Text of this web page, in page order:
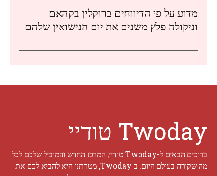
מדוע על פי הדיווחים ברוקלין בקהאם
וניקולה פלץ משנים את יום הנישואין שלהם
Twoday טודיי
ברוכים הבאים ל-Twoday טודיי, המרכז החדש והמוביל שלכם לכל
מה שקורה בעולם היום. ב Twoday, מטרתנו היא להביא לכם את